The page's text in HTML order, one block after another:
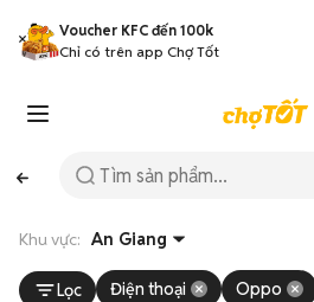
Voucher KFC đến 100k
Chỉ có trên app Chợ Tốt
Khu vực: An Giang
Lọc Điện thoại Oppo